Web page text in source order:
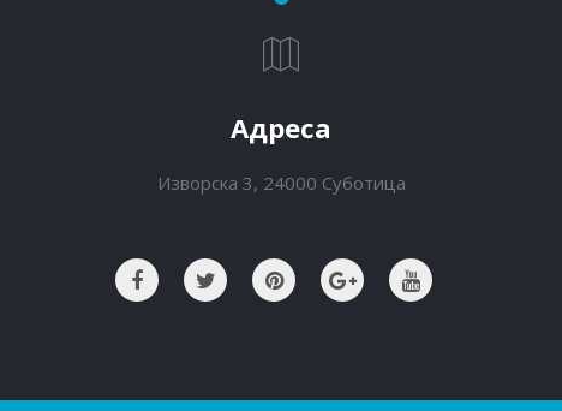
Адреса
Изворска 3, 24000 Суботица